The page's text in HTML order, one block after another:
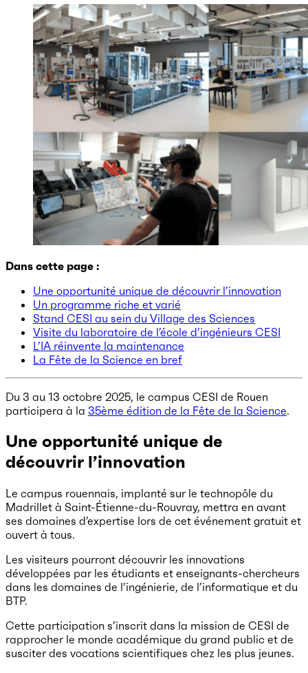
Dans cette page :
Une opportunité unique de découvrir l’innovation
Un programme riche et varié
Stand CESI au sein du Village des Sciences
Visite du laboratoire de l’école d’ingénieurs CESI
L’IA réinvente la maintenance
La Fête de la Science en bref
Du 3 au 13 octobre 2025, le campus CESI de Rouen
participera à la 35ème édition de la Fête de la Science.
Une opportunité unique de
découvrir l’innovation
Le campus rouennais, implanté sur le technopôle du
Madrillet à Saint-Étienne-du-Rouvray, mettra en avant
ses domaines d’expertise lors de cet événement gratuit et
ouvert à tous.
Les visiteurs pourront découvrir les innovations
développées par les étudiants et enseignants-chercheurs
dans les domaines de l’ingénierie, de l’informatique et du
BTP.
Cette participation s’inscrit dans la mission de CESI de
rapprocher le monde académique du grand public et de
susciter des vocations scientifiques chez les plus jeunes.